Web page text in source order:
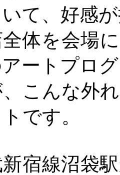
て、好感
体を会場
ートプロ
こんな外
です。
宿線沼袋